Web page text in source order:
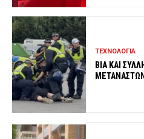
ΤΕΧΝΟΛΟΓΙΑ
ΒΙΑ ΚΑΙ
ΜΕΤΑΝΑΣΤΩΝ